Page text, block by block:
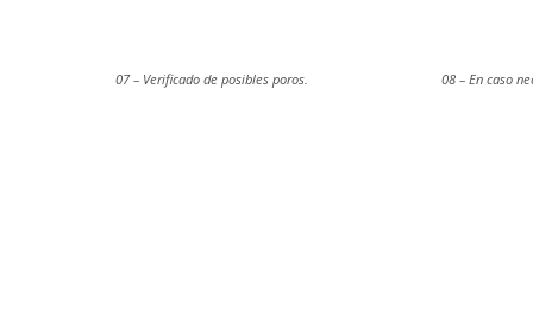
07 – Verificado de posibles poros. 08 – En caso